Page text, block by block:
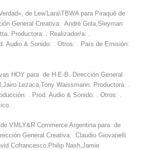
de Lew’Lara\TBWA para Piraquê de
General Creativa: André Gola,Sleyman
Productora: . Realizador/a: .
Audio & Sonido: . Otros: . País de Emisión:
HOY para de H-E-B. Dirección General
Lezaca,Tony Waissmann. Productora: .
. Prod. Audio & Sonido: . Otros: .
VMLY&R Commerce Argentina para de
General Creativa: Claudio Giovanelli
Cofrancesco,Philip Nash,Jamie